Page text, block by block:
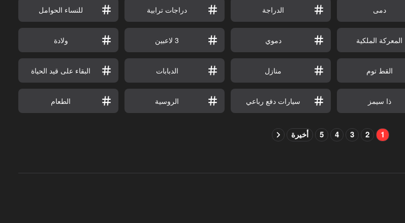
دمى الدراجة دراجات ترابية للنساء الحوامل
المعركة الملكية دموي 3 لاعبين ولادة
القط توم منازل الدبابات البقاء على قيد الحياة
ذا سيمز سيارات دفع رباعي الروسية الطعام
1
2
3
4
5 أخيرة